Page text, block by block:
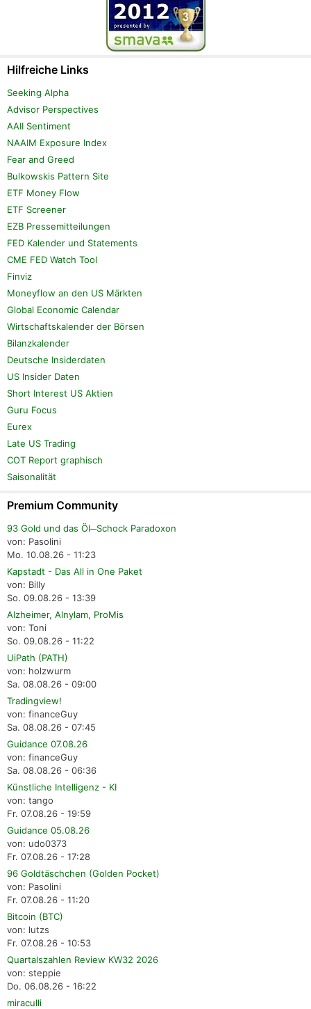
Hilfreiche Links
Seeking Alpha
Advisor Perspectives
AAII Sentiment
NAAIM Exposure Index
Fear and Greed
Bulkowskis Pattern Site
ETF Money Flow
ETF Screener
EZB Pressemitteilungen
FED Kalender und Statements
CME FED Watch Tool
Finviz
Moneyflow an den US Märkten
Global Economic Calendar
Wirtschaftskalender der Börsen
Bilanzkalender
Deutsche Insiderdaten
US Insider Daten
Short Interest US Aktien
Guru Focus
Eurex
Late US Trading
COT Report graphisch
Saisonalität
Premium Community
93 Gold und das Öl─Schock Paradoxon
von: Pasolini
Mo. 10.08.26 - 11:23
Kapstadt - Das All in One Paket
von: Billy
So. 09.08.26 - 13:39
Alzheimer, Alnylam, ProMis
von: Toni
So. 09.08.26 - 11:22
UiPath (PATH)
von: holzwurm
Sa. 08.08.26 - 09:00
Tradingview!
von: financeGuy
Sa. 08.08.26 - 07:45
Guidance 07.08.26
von: financeGuy
Sa. 08.08.26 - 06:36
Künstliche Intelligenz - KI
von: tango
Fr. 07.08.26 - 19:59
Guidance 05.08.26
von: udo0373
Fr. 07.08.26 - 17:28
96 Goldtäschchen (Golden Pocket)
von: Pasolini
Fr. 07.08.26 - 11:20
Bitcoin (BTC)
von: lutzs
Fr. 07.08.26 - 10:53
Quartalszahlen Review KW32 2026
von: steppie
Do. 06.08.26 - 16:22
miraculli